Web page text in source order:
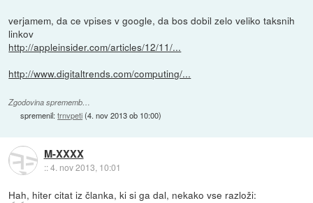
verjamem, da ce vpises v google, da bos dobil zelo veliko taksnih
linkov
http://appleinsider.com/articles/12/11/...
http://www.digitaltrends.com/computing/...
Zgodovina sprememb…
spremenil:trnvpeti(4. nov 2013 ob 10:00)
M-XXXX
::4. nov 2013, 10:01
Hah, hiter citat iz članka, ki si ga dal, nekako vse razloži: